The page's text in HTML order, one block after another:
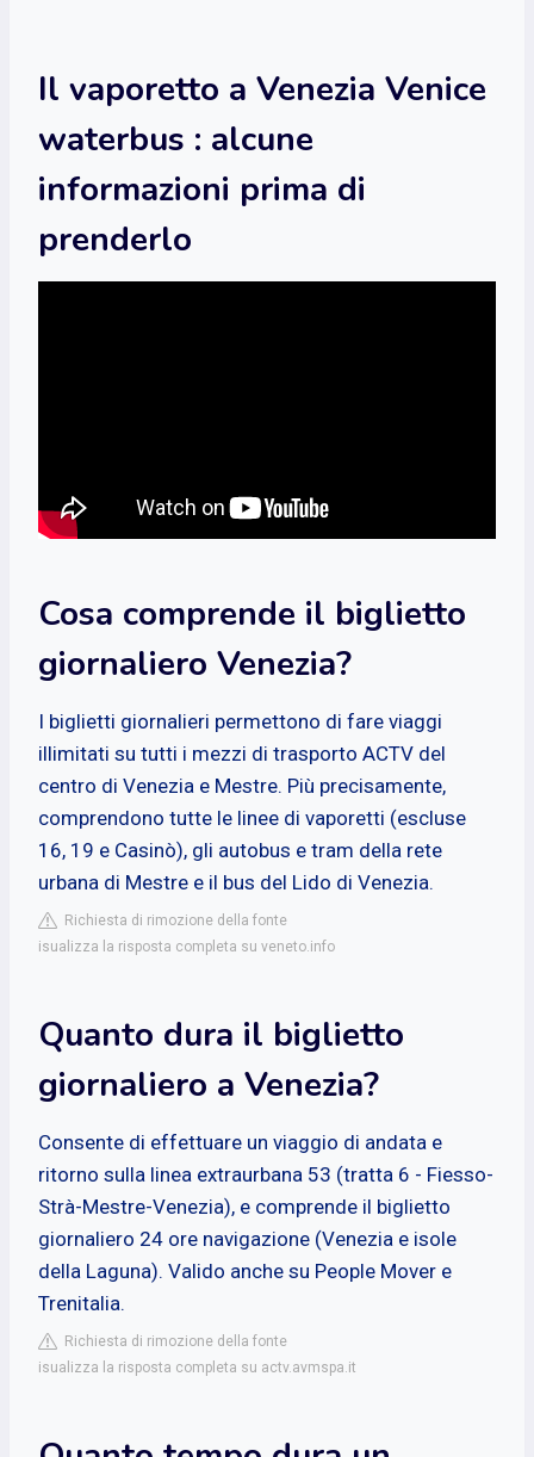
Il vaporetto a Venezia Venice
waterbus : alcune
informazioni prima di
prenderlo
Cosa comprende il biglietto
giornaliero Venezia?
I biglietti giornalieri permettono di fare viaggi
illimitati su tutti i mezzi di trasporto ACTV del
centro di Venezia e Mestre. Più precisamente,
comprendono tutte le linee di vaporetti (escluse
16, 19 e Casinò), gli autobus e tram della rete
urbana di Mestre e il bus del Lido di Venezia.
Richiesta di rimozione della fonte
isualizza la risposta completa su veneto.info
Quanto dura il biglietto
giornaliero a Venezia?
Consente di effettuare un viaggio di andata e
ritorno sulla linea extraurbana 53 (tratta 6 - Fiesso-
Strà-Mestre-Venezia), e comprende il biglietto
giornaliero 24 ore navigazione (Venezia e isole
della Laguna). Valido anche su People Mover e
Trenitalia.
Richiesta di rimozione della fonte
isualizza la risposta completa su actv.avmspa.it